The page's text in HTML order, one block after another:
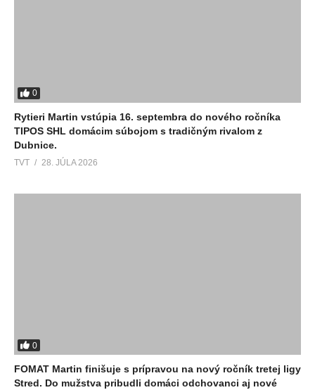
0
Rytieri Martin vstúpia 16. septembra do nového ročníka
TIPOS SHL domácim súbojom s tradičným rivalom z
Dubnice.
TVT 28. JÚLA 2026
0
FOMAT Martin finišuje s prípravou na nový ročník tretej ligy
Stred. Do mužstva pribudli domáci odchovanci aj nové